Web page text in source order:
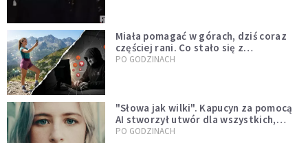
Miała pomagać w górach, dziś coraz
częściej rani. Co stało się z
Tatromaniakami?
PO GODZINACH
"Słowa jak wilki". Kapucyn za pomocą
AI stworzył utwór dla wszystkich,
którzy doświadczają hejtu
PO GODZINACH